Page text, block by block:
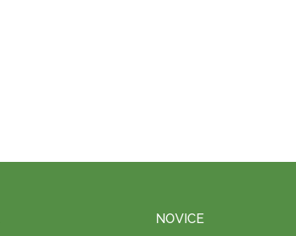
NOVICE